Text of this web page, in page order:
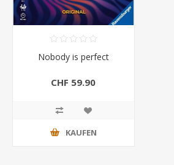
Nobody is perfect
CHF 59.90
KAUFEN